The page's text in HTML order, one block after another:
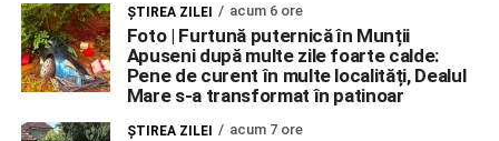
ŞTIREA ZILEI acum 6 ore
Foto | Furtună puternică în Munții
Apuseni după multe zile foarte calde:
Pene de curent în multe localități, Dealul
Mare s-a transformat în patinoar
ŞTIREA ZILEI acum 7 ore